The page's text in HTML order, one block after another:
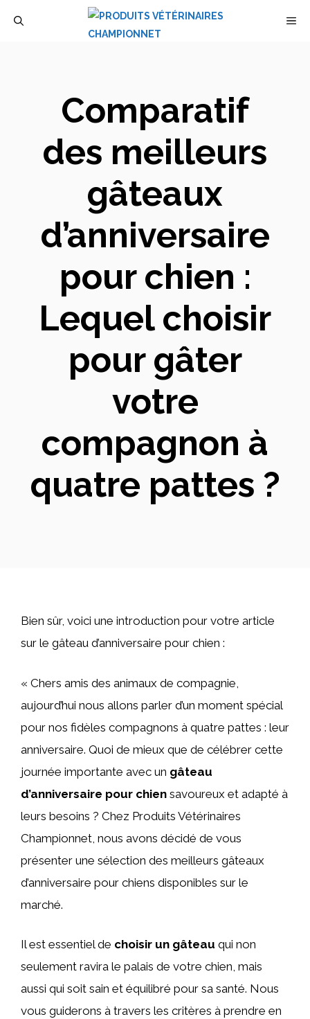
Comparatif
des meilleurs
gâteaux
d’anniversaire
pour chien :
Lequel choisir
pour gâter
votre
compagnon à
quatre pattes ?
Bien sûr, voici une introduction pour votre article
sur le gâteau d’anniversaire pour chien :
« Chers amis des animaux de compagnie,
aujourd’hui nous allons parler d’un moment spécial
pour nos fidèles compagnons à quatre pattes : leur
anniversaire. Quoi de mieux que de célébrer cette
journée importante avec un gâteau
d’anniversaire pour chien savoureux et adapté à
leurs besoins ? Chez Produits Vétérinaires
Championnet, nous avons décidé de vous
présenter une sélection des meilleurs gâteaux
d’anniversaire pour chiens disponibles sur le
marché.
Il est essentiel de choisir un gâteau qui non
seulement ravira le palais de votre chien, mais
aussi qui soit sain et équilibré pour sa santé. Nous
vous guiderons à travers les critères à prendre en